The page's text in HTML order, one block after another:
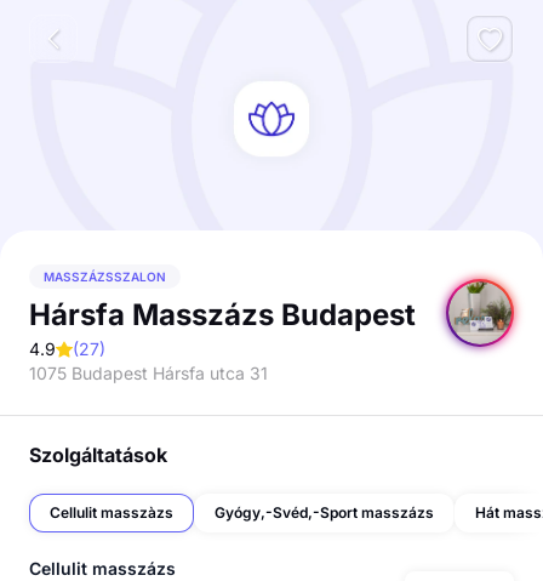
MASSZÁZSSZALON
Hársfa Masszázs Budapest
4.9 (27)
1075 Budapest Hársfa utca 31
Szolgáltatások
Cellulit masszàzs Gyógy,-Svéd,-Sport masszázs Hát
Cellulit masszázs